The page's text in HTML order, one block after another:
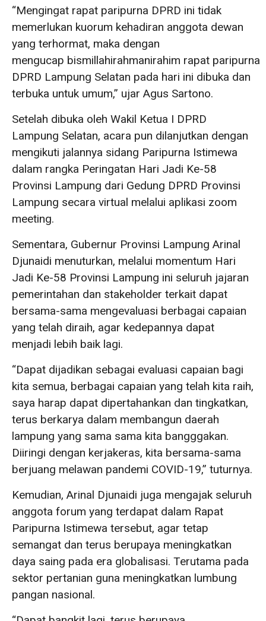
“Mengingat rapat paripurna DPRD ini tidak
memerlukan kuorum kehadiran anggota dewan
yang terhormat, maka dengan
mengucap bismillahirahmanirahim rapat paripurna
DPRD Lampung Selatan pada hari ini dibuka dan
terbuka untuk umum,” ujar Agus Sartono.
Setelah dibuka oleh Wakil Ketua I DPRD
Lampung Selatan, acara pun dilanjutkan dengan
mengikuti jalannya sidang Paripurna Istimewa
dalam rangka Peringatan Hari Jadi Ke-58
Provinsi Lampung dari Gedung DPRD Provinsi
Lampung secara virtual melalui aplikasi zoom
meeting.
Sementara, Gubernur Provinsi Lampung Arinal
Djunaidi menuturkan, melalui momentum Hari
Jadi Ke-58 Provinsi Lampung ini seluruh jajaran
pemerintahan dan stakeholder terkait dapat
bersama-sama mengevaluasi berbagai capaian
yang telah diraih, agar kedepannya dapat
menjadi lebih baik lagi.
“Dapat dijadikan sebagai evaluasi capaian bagi
kita semua, berbagai capaian yang telah kita raih,
saya harap dapat dipertahankan dan tingkatkan,
terus berkarya dalam membangun daerah
lampung yang sama sama kita bangggakan.
Diiringi dengan kerjakeras, kita bersama-sama
berjuang melawan pandemi COVID-19,” tuturnya.
Kemudian, Arinal Djunaidi juga mengajak seluruh
anggota forum yang terdapat dalam Rapat
Paripurna Istimewa tersebut, agar tetap
semangat dan terus berupaya meningkatkan
daya saing pada era globalisasi. Terutama pada
sektor pertanian guna meningkatkan lumbung
pangan nasional.